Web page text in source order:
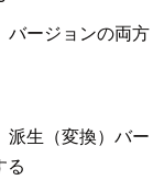
バージョンの両方
派生（変換）バー
る